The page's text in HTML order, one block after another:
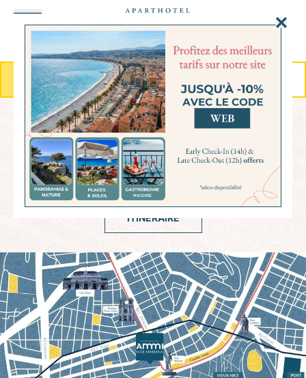
MENU
RÉSERVER
LOCALISATION
Nice & Côte d’Azur
ITINÉRAIRE
Panneau de gestion des cookies